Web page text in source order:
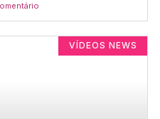
VÍDEOS NEWS